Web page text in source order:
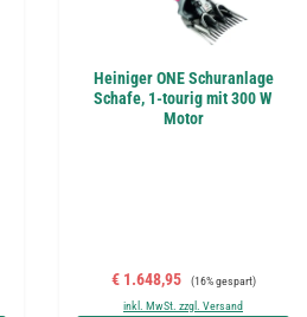
Heiniger ONE Schuranlage
Schafe, 1-tourig mit 300 W
Motor
Verkaufspreis:
€ 1.648,95 Regulärer Preis:
(16% gespart)
inkl. MwSt. zzgl. Versand